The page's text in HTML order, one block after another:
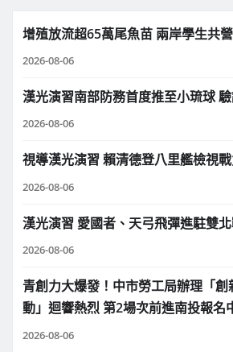
增殖放流超65萬尾魚苗 兩岸學生共
2026-08-06
漢光演習南部防務首度推至小琉球
2026-08-06
視導漢光演習 賴清德登八里艦檢視
2026-08-06
漢光演習 愛國者、天弓飛彈進駐雙
2026-08-06
青創力大爆發！中市勞工局辦理「
動」迴響熱烈 第2場次前進南投報名
2026-08-06